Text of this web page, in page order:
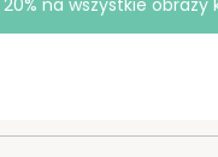
20% na wszystkie